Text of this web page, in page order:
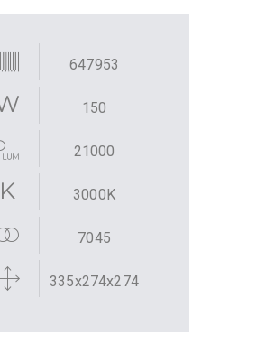
647953
150
21000
3000K
7045
335x274x274